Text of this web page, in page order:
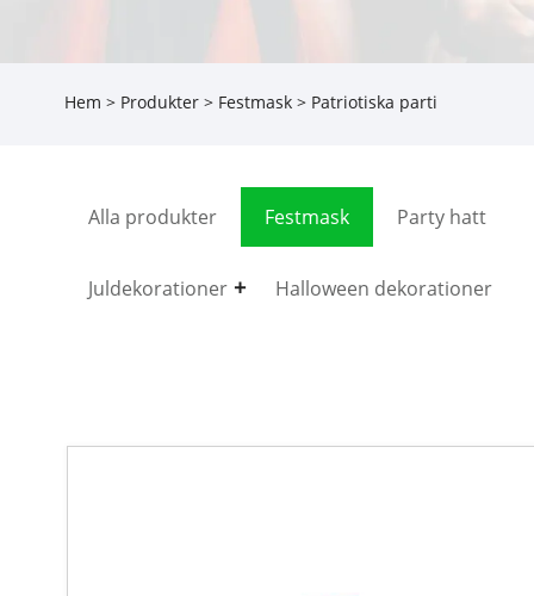
Hem > Produkter> Festmask> Patriotiska parti
Alla produkter Festmask Party hatt
Juldekorationer Halloween dekorationer